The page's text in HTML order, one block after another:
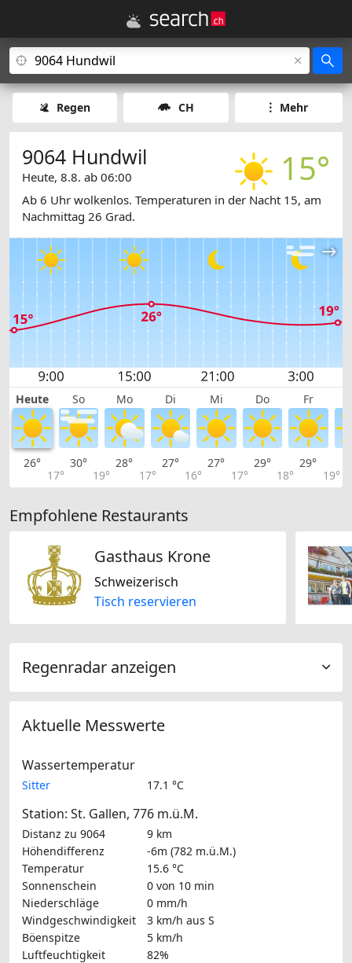
Regen CH Mehr
15°
9064 Hundwil
Heute, 8.8. ab 06:00
Ab 6 Uhr wolkenlos. Temperaturen in der Nacht 15, am
Nachmittag 26 Grad.
Heute So Mo Di Mi Do Fr
26°
17°
30°
19°
28°
17°
27°
16°
27°
17°
29°
18°
29°
19°
Empfohlene Restaurants
Gasthaus Krone
Schweizerisch
Tisch reservieren
Regenradar anzeigen
Aktuelle Messwerte
Wassertemperatur
Sitter 17.1 °C
Station: St. Gallen, 776 m.ü.M.
Distanz zu 9064
9 km
Höhendifferenz
-6m (782 m.ü.M.)
Temperatur
15.6 °C
Sonnenschein
0 von 10 min
Niederschläge
0 mm/h
Windgeschwindigkeit
3 km/h aus S
Böenspitze
5 km/h
Luftfeuchtigkeit
82%